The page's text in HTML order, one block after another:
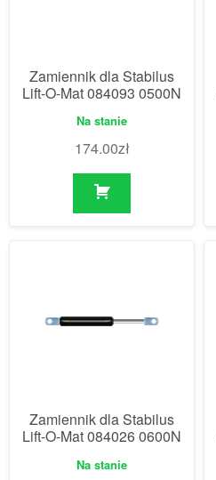
Zamiennik dla Stabilus
Lift-O-Mat 084093 0500N
Na stanie
174.00zł
Zamiennik dla Stabilus
Lift-O-Mat 084026 0600N
Na stanie